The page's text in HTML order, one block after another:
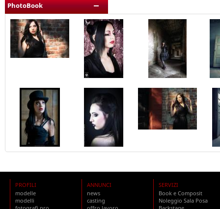
PhotoBook
PROFILI
modelle
modelli
ANNUNCI
news
casting
SERVIZI
Book e Composit
Noleggio Sala Posa